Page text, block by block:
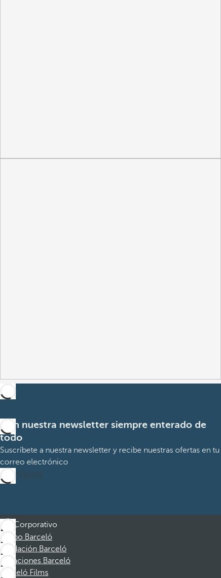
Con nuestra newsletter siempre enterado de
todo
Suscríbete a nuestra newsletter y recibe nuestras ofertas en tu
correo electrónico
Suscribirme
Corporativo
Grupo Barceló
Fundación Barceló
Vacaciones Barceló
Barceló Films